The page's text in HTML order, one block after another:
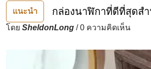
แนะนำ
กล่องนาฬิกาที่ดีที่สุดส
โดย SheldonLong / 0 ความคิดเห็น